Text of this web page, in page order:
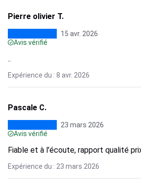
Pierre olivier T.
15 avr. 2026
Avis vérifié
..
Expérience du : 8 avr. 2026
Pascale C.
23 mars 2026
Avis vérifié
Fiable et à l'écoute, rapport qualité
Expérience du : 23 mars 2026